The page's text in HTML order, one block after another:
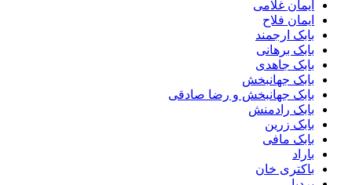
ایمان غلامی
ایمان فلاح
بابک ارجمند
بابک برهانی
بابک جاهدی
بابک جهانبخش
بابک جهانبخش و رضا صادقی
بابک رادمنش
بابک زرین
بابک مافی
باراد
باکتری خان